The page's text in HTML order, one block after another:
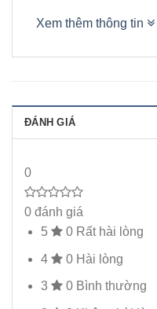
Xem thêm thông tin
ĐÁNH GIÁ
0
0 đánh giá
5
0 Rất hài lòng
4 0 Hài lòng
3 0 Bình thường